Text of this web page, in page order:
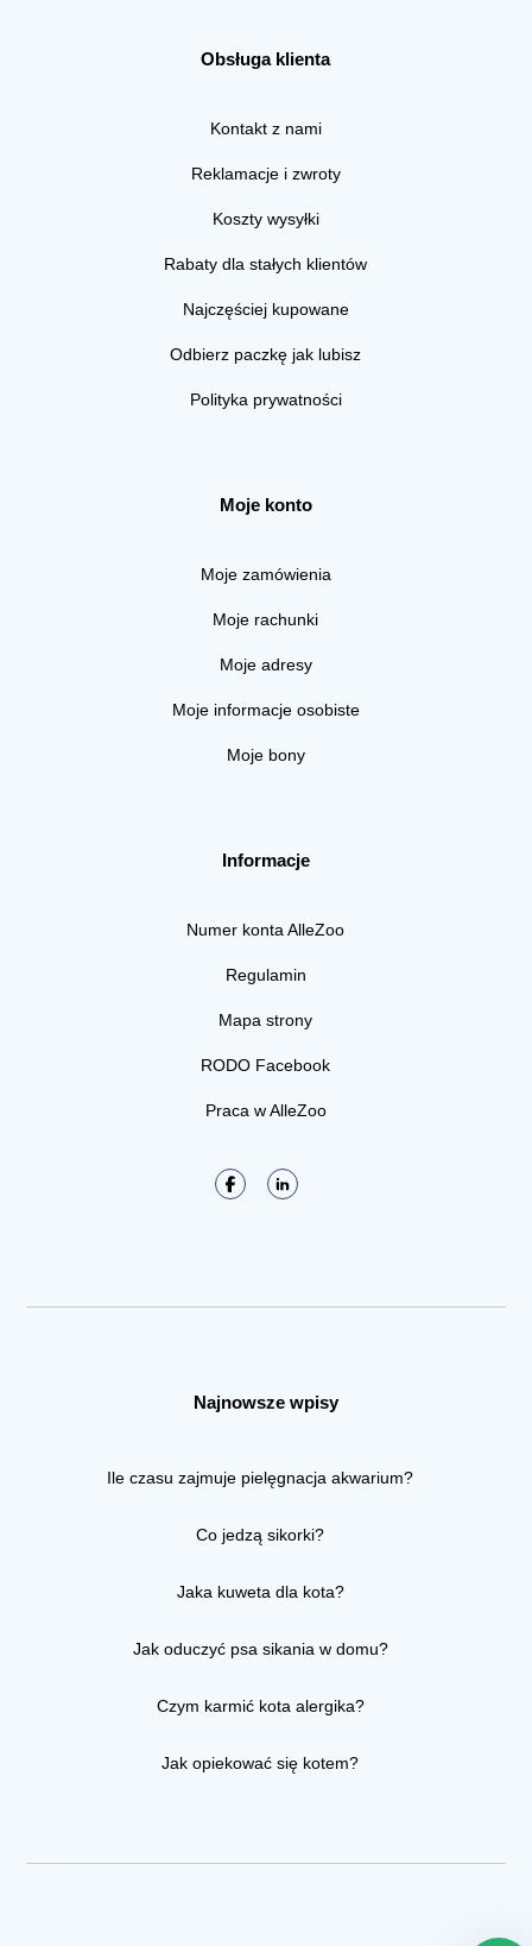
Obsługa klienta
Kontakt z nami
Reklamacje i zwroty
Koszty wysyłki
Rabaty dla stałych klientów
Najczęściej kupowane
Odbierz paczkę jak lubisz
Polityka prywatności
Moje konto
Moje zamówienia
Moje rachunki
Moje adresy
Moje informacje osobiste
Moje bony
Informacje
Numer konta AlleZoo
Regulamin
Mapa strony
RODO Facebook
Praca w AlleZoo
Najnowsze wpisy
Ile czasu zajmuje pielęgnacja akwarium?
Co jedzą sikorki?
Jaka kuweta dla kota?
Jak oduczyć psa sikania w domu?
Czym karmić kota alergika?
Jak opiekować się kotem?